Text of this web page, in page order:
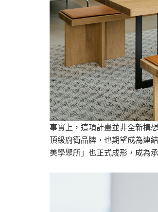
事實上，這項計畫並非全新構
頂級廚衛品牌，也期望成為連
美學聚所」也正式成形，成為